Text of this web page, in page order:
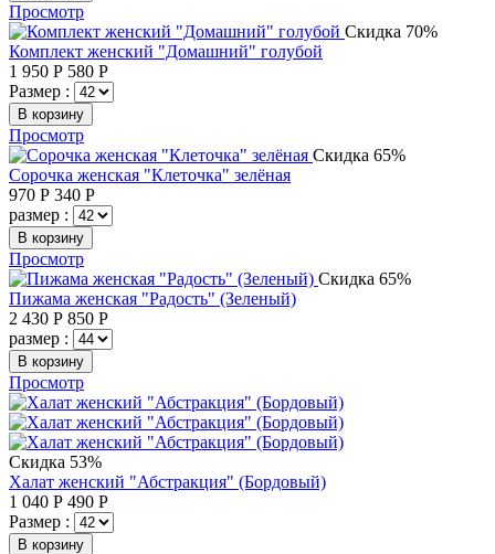
Просмотр
Скидка 70%
Комплект женский "Домашний" голубой
1 950 Р 580 Р
Размер :
В корзину
Просмотр
Скидка 65%
Сорочка женская "Клеточка" зелёная
970 Р 340 Р
размер :
В корзину
Просмотр
Скидка 65%
Пижама женская "Радость" (Зеленый)
2 430 Р 850 Р
размер :
В корзину
Просмотр
Скидка 53%
Халат женский "Абстракция" (Бордовый)
1 040 Р 490 Р
Размер :
В корзину